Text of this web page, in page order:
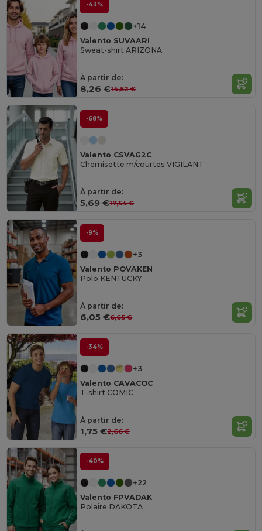
-43%
+14
Valento SUVAARI
Sweat-shirt ARIZONA
À partir de:
8,26 €14,52 €
-68%
Valento CSVAG2C
Chemisette m/courtes VIGILANT
À partir de:
5,69 €17,54 €
-9%
+3
Valento POVAKEN
Polo KENTUCKY
À partir de:
6,05 €6,65 €
-34%
+3
Valento CAVACOC
T-shirt COMIC
À partir de:
1,75 €2,66 €
-40%
+22
Valento FPVADAK
Polaire DAKOTA